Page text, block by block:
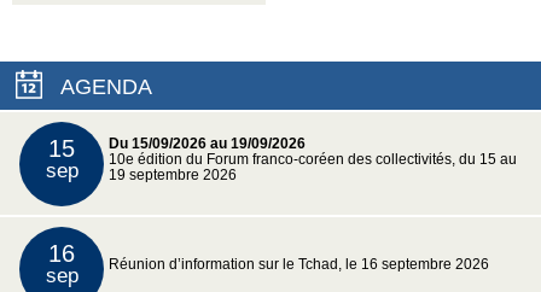
AGENDA
15
sep
Du 15/09/2026 au 19/09/2026
10e édition du Forum franco-coréen des collectivités, du 15 au
19 septembre 2026
16
sep Réunion d’information sur le Tchad, le 16 septembre 2026